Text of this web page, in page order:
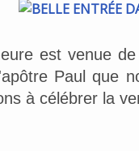
est venue
Paul que
à célébrer la